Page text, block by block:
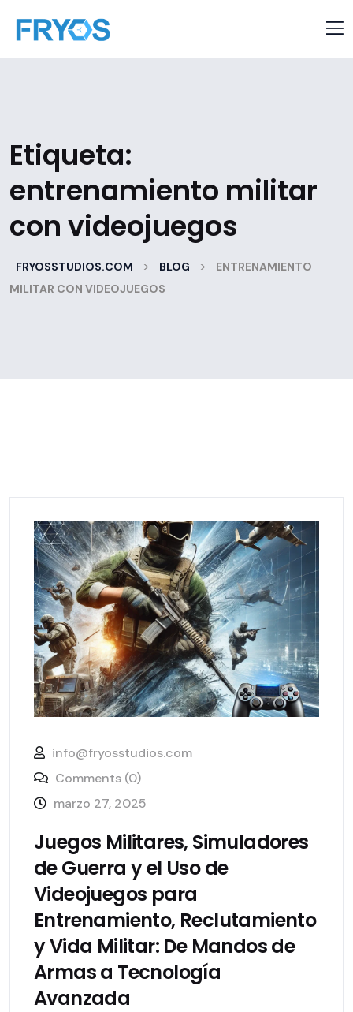
Etiqueta:
entrenamiento militar
con videojuegos
FRYOSSTUDIOS.COM > BLOG >
ENTRENAMIENTO
MILITAR CON VIDEOJUEGOS
info@fryosstudios.com
Comments (0)
marzo 27, 2025
Juegos Militares, Simuladores
de Guerra y el Uso de
Videojuegos para
Entrenamiento, Reclutamiento
y Vida Militar: De Mandos de
Armas a Tecnología
Avanzada